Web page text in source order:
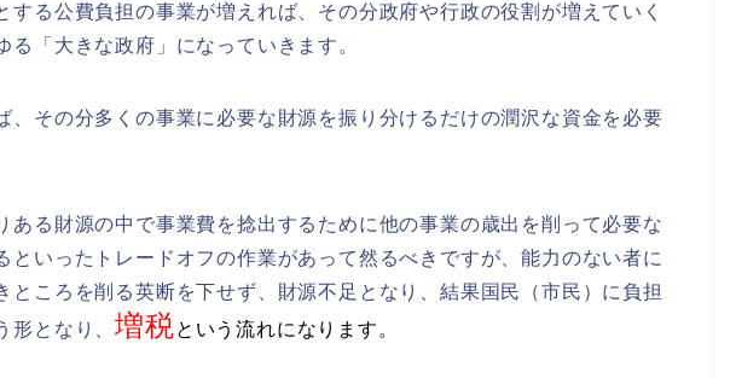
する公費負担の事業が増えれば、その分政府や行政の役割が増えていく
る「大きな政府」になっていきます。
、その分多くの事業に必要な財源を振り分けるだけの潤沢な資金を必要
ある財源の中で事業費を捻出するために他の事業の歳出を削って必要な
といったトレードオフの作業があって然るべきですが、能力のない者に
ところを削る英断を下せず、財源不足となり、結果国民（市民）に負担
形となり、増税という流れになります。